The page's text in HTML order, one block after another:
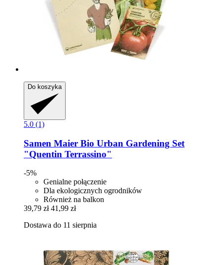
Do koszyka
5.0 (1)
Samen Maier Bio Urban Gardening Set
"Quentin Terrassino"
-5%
Genialne połączenie
Dla ekologicznych ogrodników
Również na balkon
39,79 zł 41,99 zł
Dostawa do 11 sierpnia